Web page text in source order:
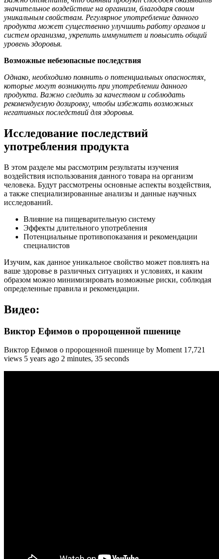
значительное воздействие на организм, благодаря своим
уникальным свойствам. Регулярное употребление данного
продукта может существенно улучшить работу органов и
систем организма, укрепить иммунитет и повысить общий
уровень здоровья.
Возможные небезопасные последствия
Однако, необходимо помнить о потенциальных опасностях,
которые могут возникнуть при употреблении данного
продукта. Важно следить за качеством и соблюдать
рекомендуемую дозировку, чтобы избежать возможных
негативных последствий для здоровья.
Исследование последствий
употребления продукта
В этом разделе мы рассмотрим результаты изучения
воздействия использования данного товара на организм
человека. Будут рассмотрены основные аспекты воздействия,
а также специализированные анализы и данные научных
исследований.
Влияние на пищеварительную систему
Эффекты длительного употребления
Потенциальные противопоказания и рекомендации
специалистов
Изучим, как данное уникальное свойство может повлиять на
ваше здоровье в различных ситуациях и условиях, и каким
образом можно минимизировать возможные риски, соблюдая
определенные правила и рекомендации.
Видео:
Виктор Ефимов о пророщенной пшенице
Виктор Ефимов о пророщенной пшенице by Moment 17,721
views 5 years ago 2 minutes, 35 seconds